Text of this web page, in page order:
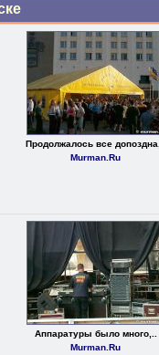
Продолжалось все
Murman.Ru
Аппаратуры было много,..
Murman.Ru